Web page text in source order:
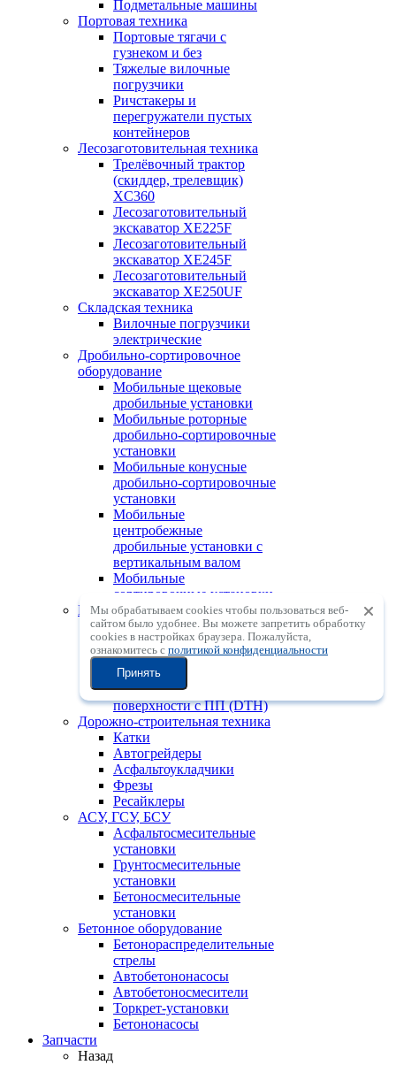
Подметальные машины
Портовая техника
Портовые тягачи с
гузнеком и без
Тяжелые вилочные
погрузчики
Ричстакеры и
перегружатели пустых
контейнеров
Лесозаготовительная техника
Трелёвочный трактор
(скиддер, трелевщик)
XC360
Лесозаготовительный
экскаватор XE225F
Лесозаготовительный
экскаватор XE245F
Лесозаготовительный
экскаватор XE250UF
Складская техника
Вилочные погрузчики
электрические
Дробильно-сортировочное
оборудование
Мобильные щековые
дробильные установки
Мобильные роторные
дробильно-сортировочные
установки
Мобильные конусные
дробильно-сортировочные
установки
Мобильные
центробежные
дробильные установки с
вертикальным валом
Мобильные
сортировочные установки
Горно-шахтная техника
Проходческие комбайны
для угольных шахт
Тоннелепроходческие
комбайны
Установки для бурения с
поверхности с ПП (DTH)
Дорожно-строительная техника
Катки
Автогрейдеры
Асфальтоукладчики
Фрезы
Ресайклеры
АСУ, ГСУ, БСУ
Асфальтосмесительные
установки
Грунтосмесительные
установки
Бетоносмесительные
установки
Бетонное оборудование
Бетонораспределительные
стрелы
Автобетононасосы
Автобетоносмесители
Торкрет-установки
Бетононасосы
Запчасти
Назад
Мы обрабатываем cookies чтобы пользоваться веб-
сайтом было удобнее. Вы можете запретить обработку
сookies в настройках браузера. Пожалуйста,
ознакомитесь с политикой конфиденциальности
Принять